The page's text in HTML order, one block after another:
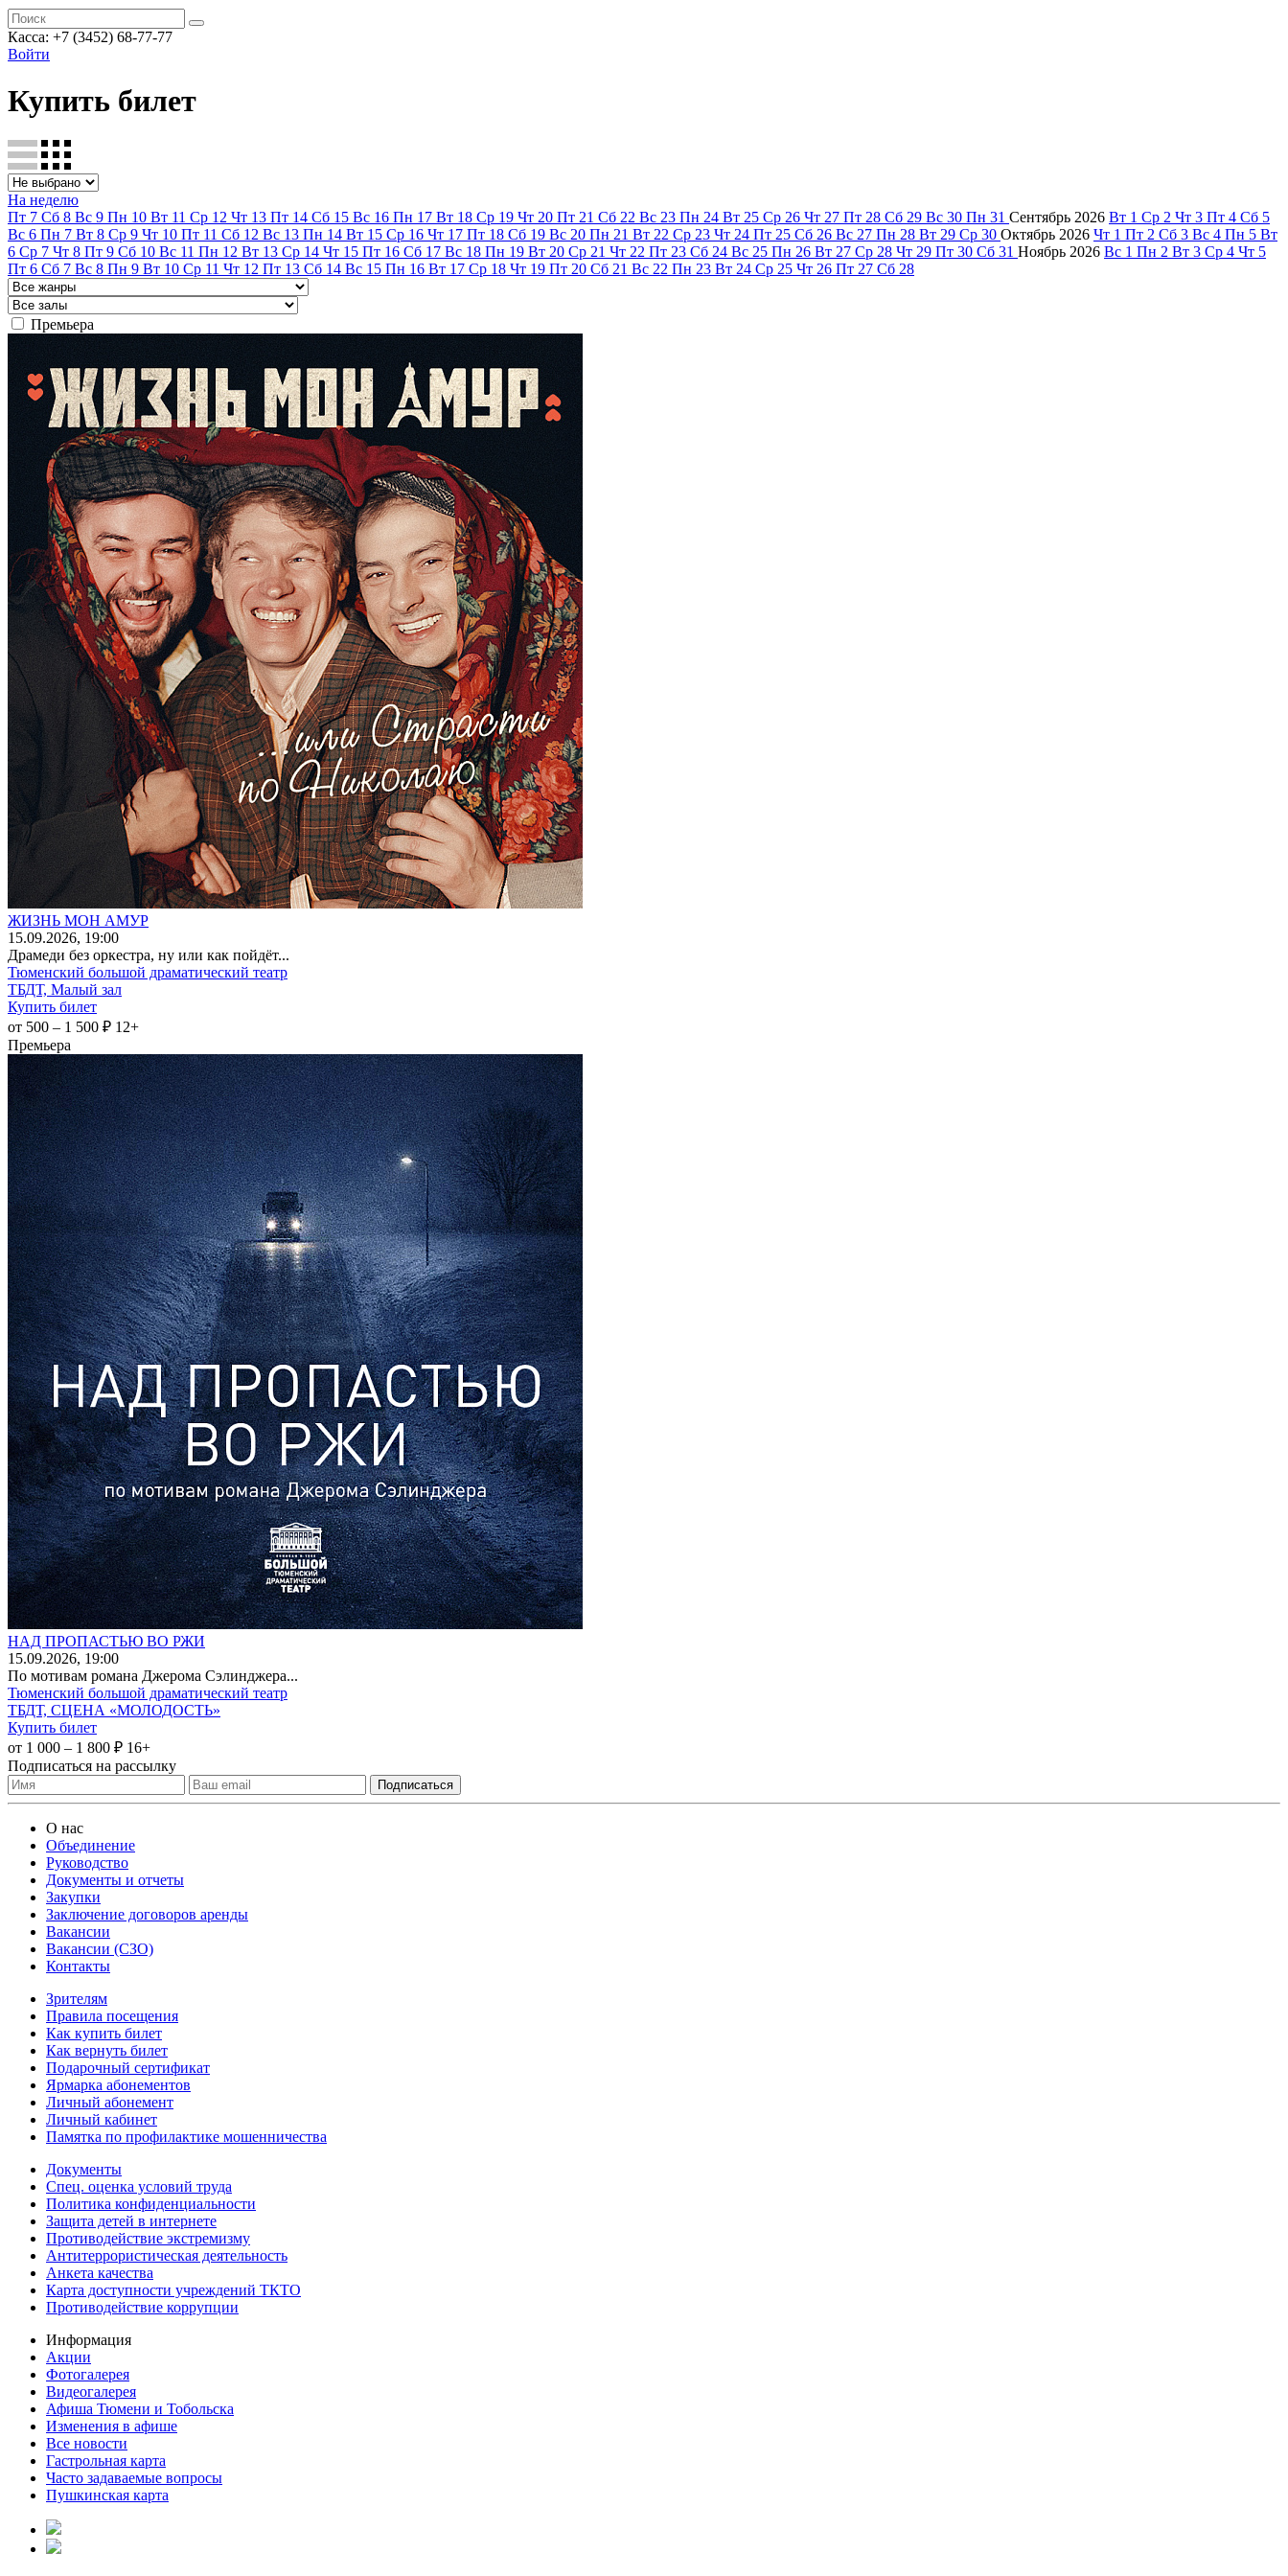
Касса: +7 (3452) 68-77-77
Войти
Купить билет
На неделю
Пт 7 Сб 8 Вс 9 Пн 10 Вт 11 Ср 12 Чт 13 Пт 14 Сб 15 Вс 16 Пн 17 Вт 18 Ср 19 Чт 20 Пт 21 Сб 22 Вс 23 Пн 24 Вт 25 Ср 26 Чт 27 Пт 28 Сб 29 Вс 30 Пн 31 Сентябрь 2026 Вт 1 Ср 2 Чт 3 Пт 4 Сб 5
Вс 6 Пн 7 Вт 8 Ср 9 Чт 10 Пт 11 Сб 12 Вс 13 Пн 14 Вт 15 Ср 16 Чт 17 Пт 18 Сб 19 Вс 20 Пн 21 Вт 22 Ср 23 Чт 24 Пт 25 Сб 26 Вс 27 Пн 28 Вт 29 Ср 30 Октябрь 2026 Чт 1 Пт 2 Сб 3 Вс 4 Пн 5 Вт
6 Ср 7 Чт 8 Пт 9 Сб 10 Вс 11 Пн 12 Вт 13 Ср 14 Чт 15 Пт 16 Сб 17 Вс 18 Пн 19 Вт 20 Ср 21 Чт 22 Пт 23 Сб 24 Вс 25 Пн 26 Вт 27 Ср 28 Чт 29 Пт 30 Сб 31 Ноябрь 2026 Вс 1 Пн 2 Вт 3 Ср 4 Чт 5
Пт 6 Сб 7 Вс 8 Пн 9 Вт 10 Ср 11 Чт 12 Пт 13 Сб 14 Вс 15 Пн 16 Вт 17 Ср 18 Чт 19 Пт 20 Сб 21 Вс 22 Пн 23 Вт 24 Ср 25 Чт 26 Пт 27 Сб 28
Премьера
ЖИЗНЬ МОН АМУР
15.09.2026, 19:00
Драмеди без оркестра, ну или как пойдёт...
Тюменский большой драматический театр
ТБДТ, Малый зал
Купить билет
от 500 – 1 500 ₽ 12+
Премьера
НАД ПРОПАСТЬЮ ВО РЖИ
15.09.2026, 19:00
По мотивам романа Джерома Сэлинджера...
Тюменский большой драматический театр
ТБДТ, СЦЕНА «МОЛОДОСТЬ»
Купить билет
от 1 000 – 1 800 ₽ 16+
Подписаться на рассылку
О нас
Объединение
Руководство
Документы и отчеты
Закупки
Заключение договоров аренды
Вакансии
Вакансии (СЗО)
Контакты
Зрителям
Правила посещения
Как купить билет
Как вернуть билет
Подарочный сертификат
Ярмарка абонементов
Личный абонемент
Личный кабинет
Памятка по профилактике мошенничества
Документы
Спец. оценка условий труда
Политика конфиденциальности
Защита детей в интернете
Противодействие экстремизму
Антитеррористическая деятельность
Анкета качества
Карта доступности учреждений ТКТО
Противодействие коррупции
Информация
Акции
Фотогалерея
Видеогалерея
Афиша Тюмени и Тобольска
Изменения в афише
Все новости
Гастрольная карта
Часто задаваемые вопросы
Пушкинская карта